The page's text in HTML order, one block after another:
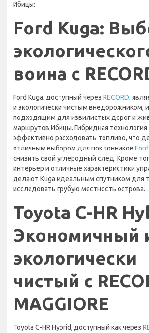
Ибицы:
Ford Kuga:
воина с
Ford Kuga, доступный через RECORD,
и экологически чистым внедорожником,
подходящим для извилистых дорог и
маршрутов Ибицы. Гибридная технология
эффективно расходовать топливо, что
отличным выбором для поклонников Ford
снизить свой углеродный след. Кроме
интерьер и отличные характеристики
делают Kuga идеальным спутником для
исследовать грубую местность острова.
Toyota C-HR
Экономичный
экологически
чистый с
MAGGIORE
Toyota C-HR Hybrid, доступный как через